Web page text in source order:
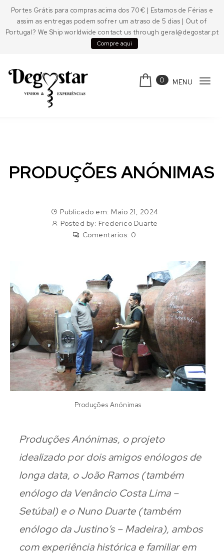
Portes Grátis para compras acima dos 70€ | Estamos de Férias e
assim as entregas podem sofrer um atraso de 5 dias | Out of
Portugal? We Ship worldwide contact us through geral@degostar.pt
Compre aqui
0 MENU
PRODUÇÕES ANÓNIMAS
Publicado em: Maio 21, 2024
Posted by: Frederico Duarte
Comentarios: 0
Produções Anónimas
Produções Anónimas, o projeto
idealizado por dois amigos enólogos de
longa data, o João Ramos (também
enólogo da Venâncio Costa Lima –
Setúbal) e o Nuno Duarte (também
enólogo da Justino’s – Madeira), ambos
com experiência histórica e familiar em